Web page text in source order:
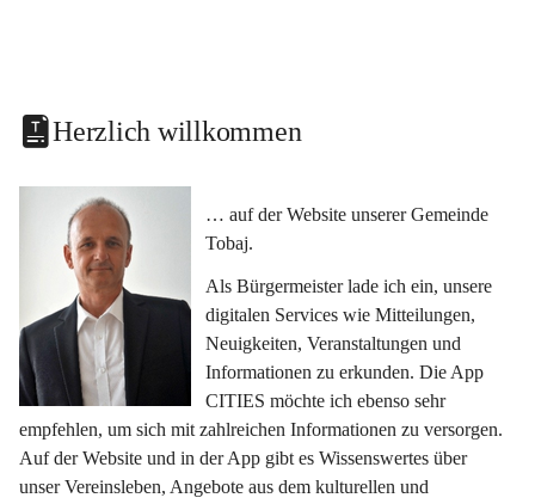
Herzlich willkommen
… auf der Website unserer Gemeinde
Tobaj.
Als Bürgermeister lade ich ein, unsere
digitalen Services wie Mitteilungen,
Neuigkeiten, Veranstaltungen und
Informationen zu erkunden. Die App
CITIES möchte ich ebenso sehr
empfehlen, um sich mit zahlreichen Informationen zu versorgen.
Auf der Website und in der App gibt es Wissenswertes über
unser Vereinsleben, Angebote aus dem kulturellen und